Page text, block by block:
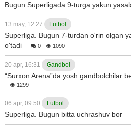
Bugun Superligada 9-turga yakun
13 may, 12:27 Futbol
Superliga. Bugun 7-turdan o'rin olgan
o'tadi
0 1090
20 apr, 16:31 Gandbol
“Surxon Arena”da yosh gandbolchilar
1299
06 apr, 09:50 Futbol
Superliga. Bugun bitta uchrashuv bor